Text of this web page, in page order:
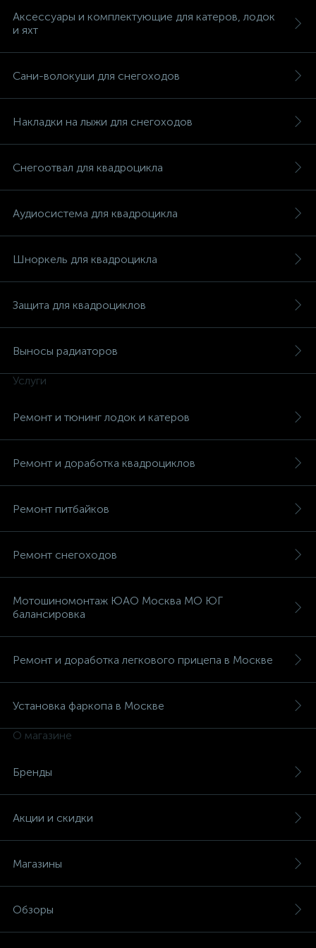
Аксессуары и комплектующие для катеров, лодок
и яхт
Сани-волокуши для снегоходов
Накладки на лыжи для снегоходов
Снегоотвал для квадроцикла
Аудиосистема для квадроцикла
Шноркель для квадроцикла
Защита для квадроциклов
Выносы радиаторов
Услуги
Ремонт и тюнинг лодок и катеров
Ремонт и доработка квадроциклов
Ремонт питбайков
Ремонт снегоходов
Мотошиномонтаж ЮАО Москва МО ЮГ
балансировка
Ремонт и доработка легкового прицепа в Москве
Установка фаркопа в Москве
О магазине
Бренды
Акции и скидки
Магазины
Обзоры